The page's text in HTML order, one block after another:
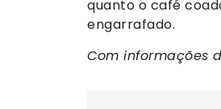
quanto o café
engarrafado.
Com informações